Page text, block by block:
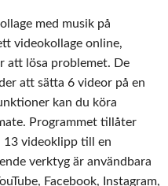
med musik på
videokollage online,
att lösa problemet. De
att sätta 6 videor på en
kan du köra
Programmet tillåter
13 videoklipp till en
verktyg är användbara
Facebook, Instagram,